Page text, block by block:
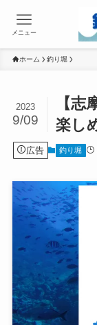
メニュー
ホーム 釣り堀
【
楽し
2023
9/09
広告 釣り堀